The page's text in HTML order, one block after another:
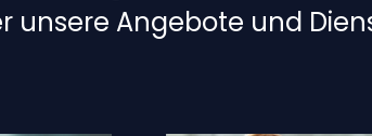
unsere Angebote und